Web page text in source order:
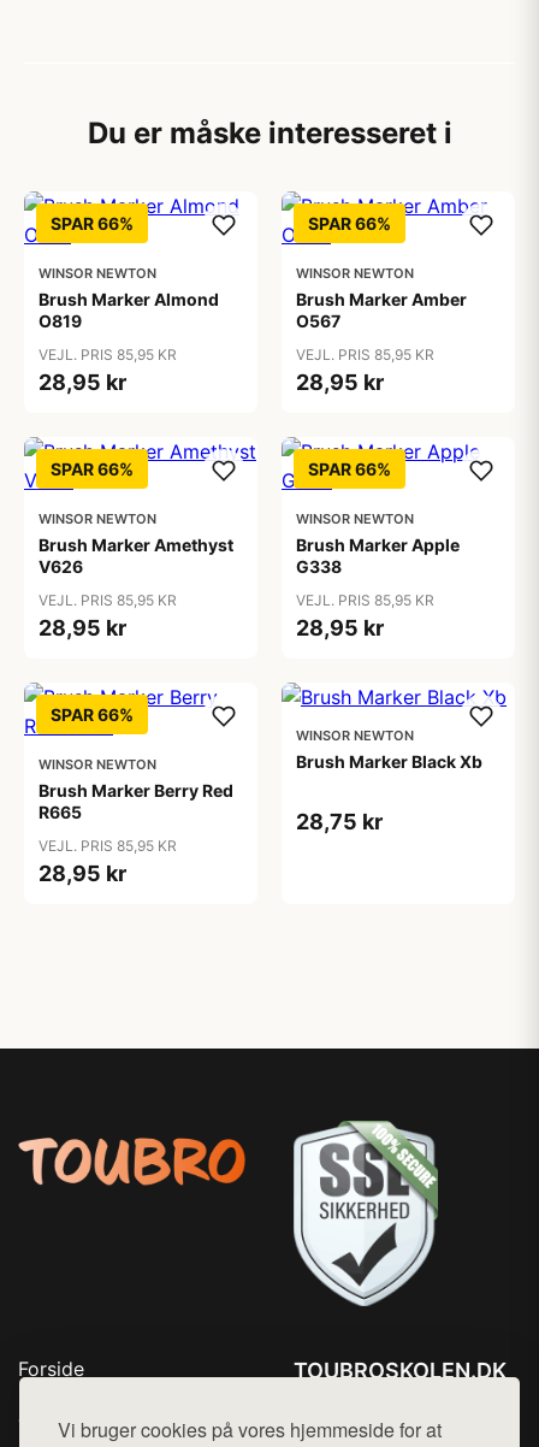
Vi bruger cookies på vores hjemmeside for at
Du er måske interesseret i
SPAR 66%
WINSOR NEWTON
Brush Marker Almond
O819
VEJL. PRIS 85,95 KR
28,95 kr
SPAR 66%
WINSOR NEWTON
Brush Marker Amber
O567
VEJL. PRIS 85,95 KR
28,95 kr
SPAR 66%
WINSOR NEWTON
Brush Marker Amethyst
V626
VEJL. PRIS 85,95 KR
28,95 kr
SPAR 66%
WINSOR NEWTON
Brush Marker Apple
G338
VEJL. PRIS 85,95 KR
28,95 kr
SPAR 66%
WINSOR NEWTON
Brush Marker Berry Red
R665
VEJL. PRIS 85,95 KR
28,95 kr
WINSOR NEWTON
Brush Marker Black Xb
28,75 kr
Forside
Top Rabatter
TOUBROSKOLEN.DK